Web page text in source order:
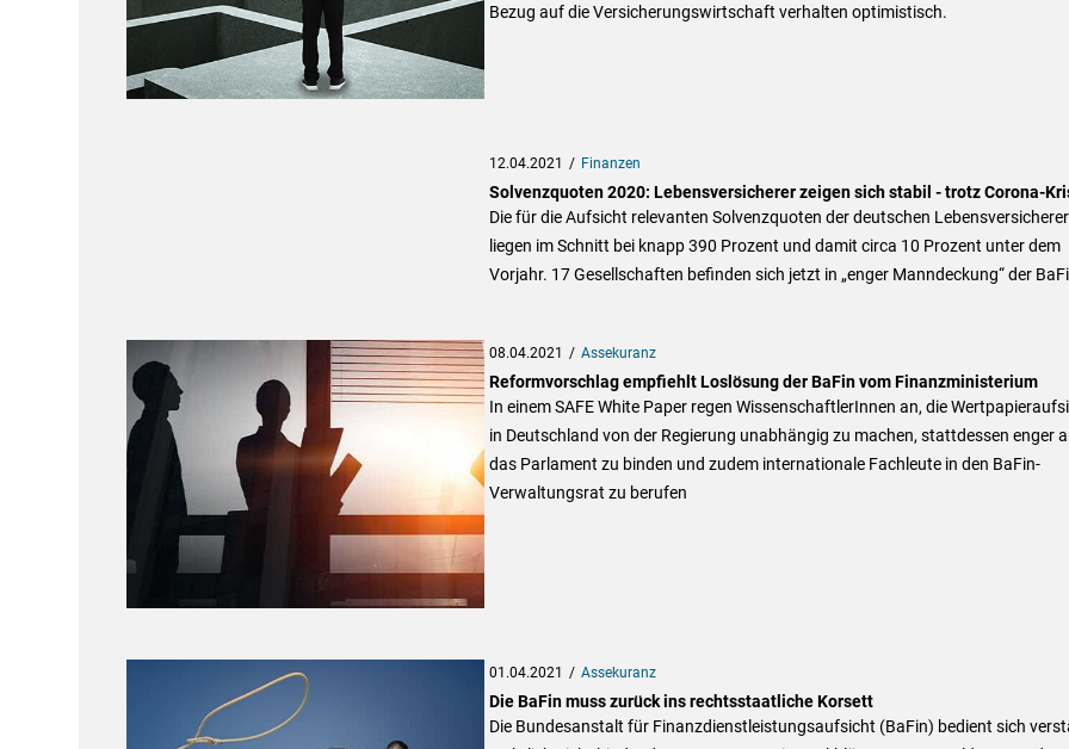
Bezug auf die Versicherungswirtschaft verhalten optimistisch.
12.04.2021 Finanzen
Solvenzquoten 2020: Lebensversicherer zeigen sich stabil - trotz Corona-
Die für die Aufsicht relevanten Solvenzquoten der deutschen Lebensversicherer
liegen im Schnitt bei knapp 390 Prozent und damit circa 10 Prozent unter dem
Vorjahr. 17 Gesellschaften befinden sich jetzt in „enger Manndeckung“ der
08.04.2021 Assekuranz
Reformvorschlag empfiehlt Loslösung der BaFin vom Finanzministerium
In einem SAFE White Paper regen WissenschaftlerInnen an, die
in Deutschland von der Regierung unabhängig zu machen, stattdessen enger
das Parlament zu binden und zudem internationale Fachleute in den BaFin-
Verwaltungsrat zu berufen
01.04.2021 Assekuranz
Die BaFin muss zurück ins rechtsstaatliche Korsett
Die Bundesanstalt für Finanzdienstleistungsaufsicht (BaFin) bedient sich